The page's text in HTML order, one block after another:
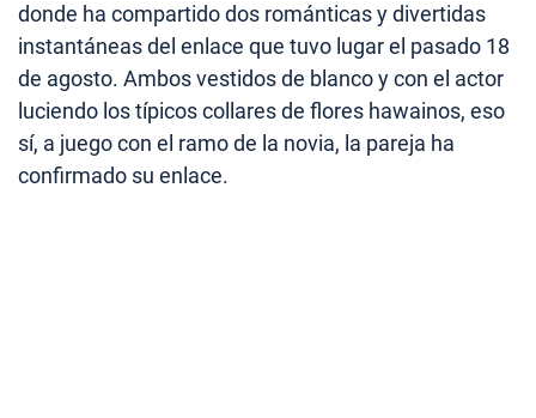
donde ha compartido dos románticas y divertidas
instantáneas del enlace que tuvo lugar el pasado 18
de agosto. Ambos vestidos de blanco y con el actor
luciendo los típicos collares de flores hawainos, eso
sí, a juego con el ramo de la novia, la pareja ha
confirmado su enlace.